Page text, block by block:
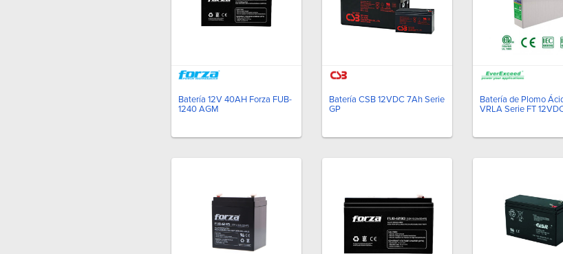
Batería 12V 40AH Forza FUB-
1240 AGM
Batería CSB 12VDC 7Ah Serie
GP
Batería de Plomo
VRLA Serie FT